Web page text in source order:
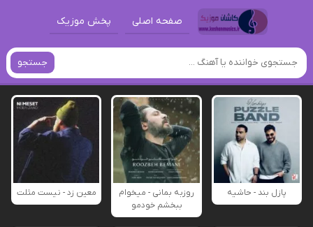
صفحه اصلی پخش موزیک
جستجو
پازل بند - حاشیه
روزبه بمانی - میخوام
ببخشم خودمو
معین زد - نیست مثلت